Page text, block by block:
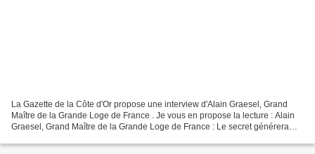
La Gazette de la Côte d'Or propose une interview d'Alain Graesel, Grand
Maître de la Grande Loge de France . Je vous en propose la lecture : Alain
Graesel, Grand Maître de la Grande Loge de France : Le secret générera